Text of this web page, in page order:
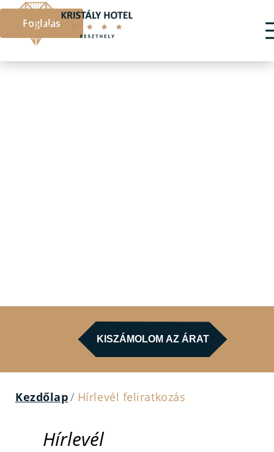
Foglalás
KISZÁMOLOM AZ ÁRAT
Kezdőlap/ Hírlevél feliratkozás
Hírlevél